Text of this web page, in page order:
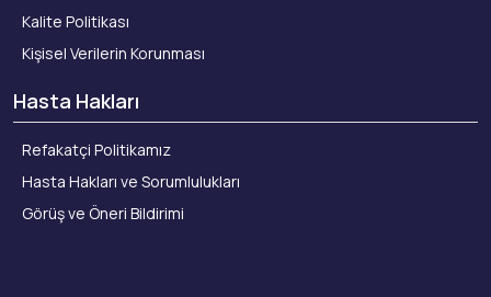
Kalite Politikası
Kişisel Verilerin Korunması
Hasta Hakları
Refakatçi Politikamız
Hasta Hakları ve Sorumlulukları
Görüş ve Öneri Bildirimi